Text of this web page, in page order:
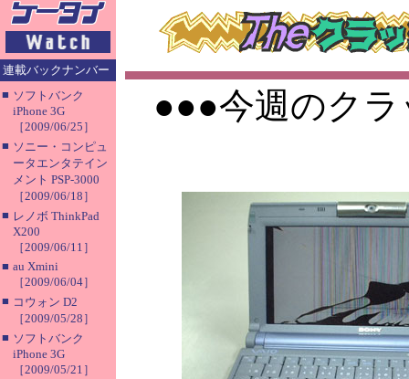
連載バックナンバー
■ ソフトバンク
iPhone 3G
［2009/06/25］
■ ソニー・コンピュ
ータエンタテイン
メント PSP-3000
［2009/06/18］
■ レノボ ThinkPad
X200
［2009/06/11］
■ au Xmini
［2009/06/04］
■ コウォン D2
［2009/05/28］
■ ソフトバンク
iPhone 3G
［2009/05/21］
●●●今週のク